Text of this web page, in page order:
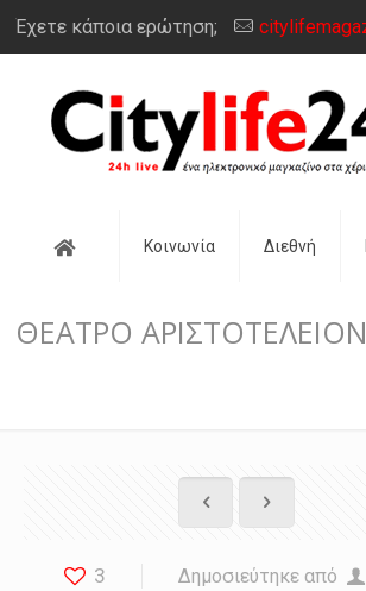
Έχετε κάποια ερώτηση;
Αρχική Κοινωνία Διεθνή
ΘΕΑΤΡΟ
3 Δημοσιεύτηκε από